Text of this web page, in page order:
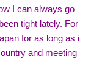
I can always go
tight lately. For
for as long as i
and meeting